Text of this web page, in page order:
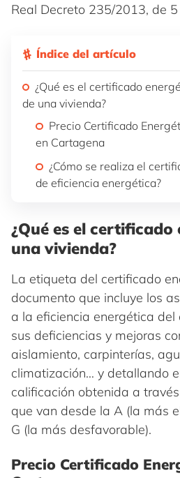
Real Decreto 235/2013, de
Índice del artículo
¿Qué es el certificado
de una vivienda?
Precio Certificado
en Cartagena
¿Cómo se realiza el
de eficiencia energética?
¿Qué es el certificado
una vivienda?
La etiqueta del certificado
documento que incluye los
a la eficiencia energética
sus deficiencias y mejoras
aislamiento, carpinterías,
climatización… y detallando
calificación obtenida a
que van desde la A (la más
G (la más desfavorable).
Precio Certificado